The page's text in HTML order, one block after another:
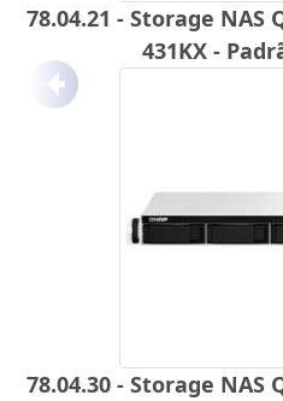
78.04.21 - Storage NAS
431KX -
78.04.30 - Storage NAS
Anterior